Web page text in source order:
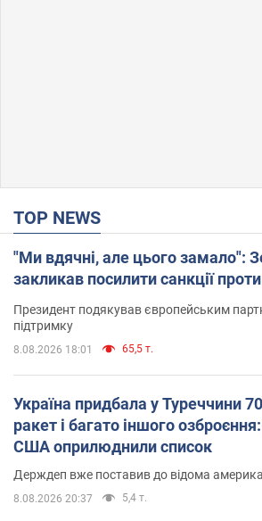
TOP NEWS
"Ми вдячні, але цього замало":
закликав посилити санкції проти
Президент подякував європейським
підтримку
8.08.2026 18:01 65,5 т.
Україна придбала у Туреччини
ракет і багато іншого
США оприлюднили список
Держдеп вже поставив до відома
8.08.2026 20:37 5,4 т.